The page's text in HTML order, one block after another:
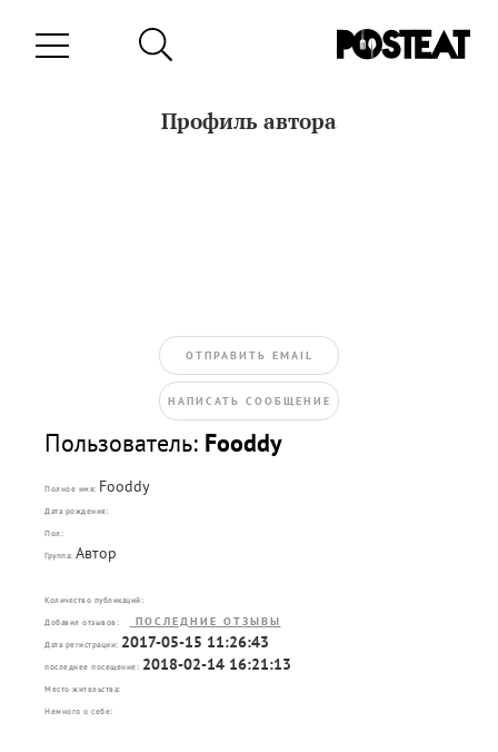
Профиль автора
ОТПРАВИТЬ EMAIL
НАПИСАТЬ СООБЩЕНИЕ
Пользователь: Fooddy
Полное имя: Fooddy
Дата рождения:
Пол:
Группа: Автор
Количество публикаций:
Добавил отзывов: ПОСЛЕДНИЕ ОТЗЫВЫ
Дата регистрации: 2017-05-15 11:26:43
последнее посещение: 2018-02-14 16:21:13
Место жительства:
Немного о себе: